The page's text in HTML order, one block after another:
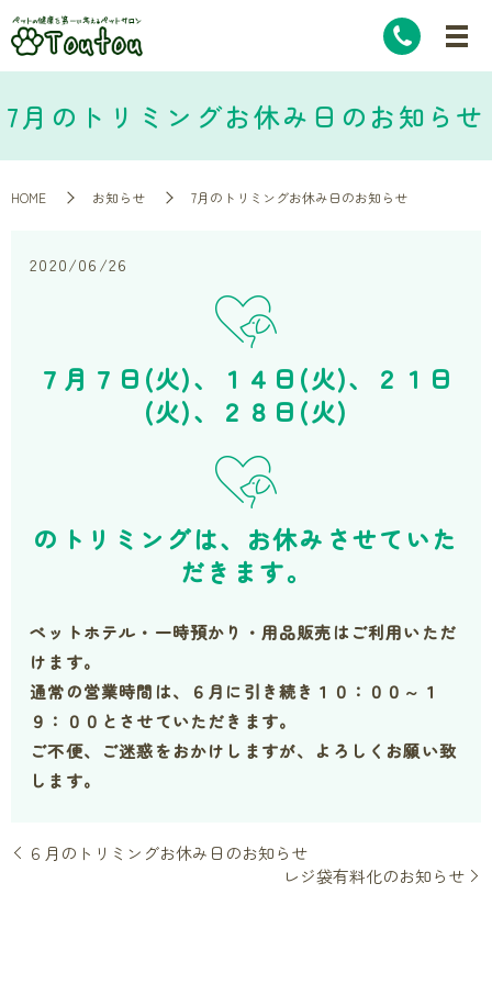
7月のトリミングお休み日のお知らせ
HOME お知らせ 7月のトリミングお休み日のお知らせ
2020/06/26
７月７日(火)、１４日(火)、２１日
(火)、２８日(火)
のトリミングは、お休みさせていた
だきます。
ペットホテル・一時預かり・用品販売はご利用いただ
けます。
通常の営業時間は、６月に引き続き１０：００～１
９：００とさせていただきます。
ご不便、ご迷惑をおかけしますが、よろしくお願い致
します。
６月のトリミングお休み日のお知らせ
レジ袋有料化のお知らせ